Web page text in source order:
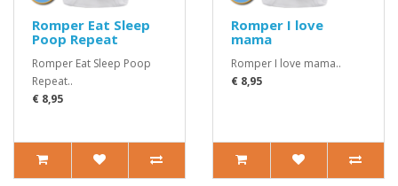
Romper Eat Sleep
Poop Repeat
Romper Eat Sleep Poop
Repeat..
€ 8,95
Romper I love
mama
Romper I love mama..
€ 8,95